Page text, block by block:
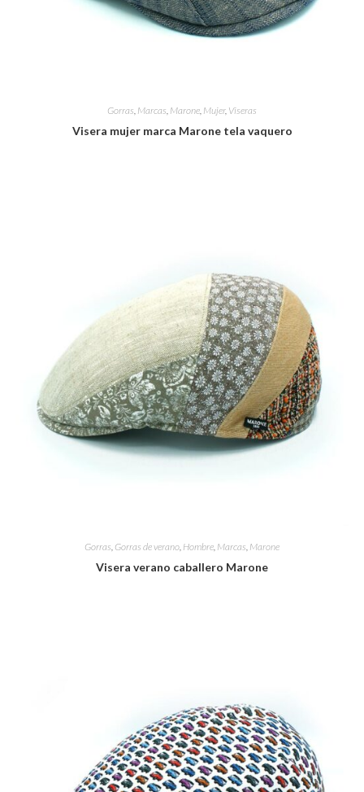
Gorras Marcas Marone Mujer, Viseras
Visera mujer marca Marone tela vaquero
Gorras Gorras de verano Hombre Marcas Marone
Visera verano caballero Marone